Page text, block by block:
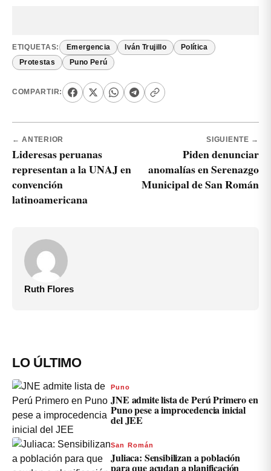
ETIQUETAS: Emergencia Iván Trujillo Política
Protestas Puno Perú
COMPARTIR:
← ANTERIOR
Lideresas peruanas
representan a la UNAJ en
convención
latinoamericana
SIGUIENTE →
Piden denunciar
anomalías en Serenazgo
Municipal de San Román
Ruth Flores
LO ÚLTIMO
Puno
JNE admite lista de Perú Primero en
Puno pese a improcedencia inicial
del JEE
San Román
Juliaca: Sensibilizan a población
para que acudan a planificación